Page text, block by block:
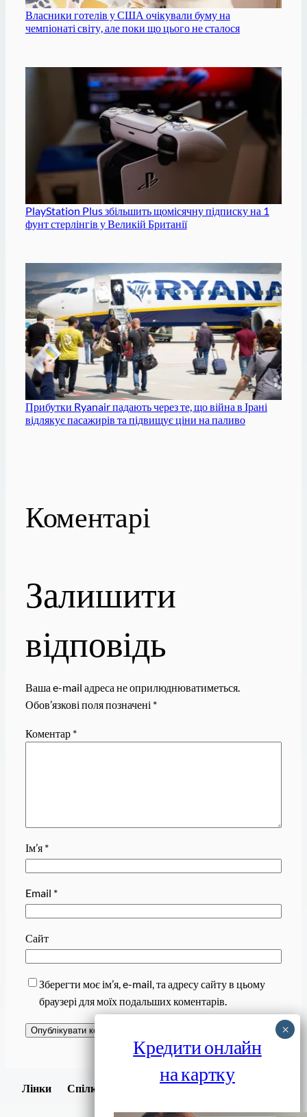
Власники готелів у США очікували буму на
чемпіонаті світу, але поки що цього не сталося
PlayStation Plus збільшить щомісячну підписку на 1
фунт стерлінгів у Великій Британії
Прибутки Ryanair падають через те, що війна в Ірані
відлякує пасажирів та підвищує ціни на паливо
Коментарі
Залишити
відповідь
Ваша e-mail адреса не оприлюднюватиметься.
Обов’язкові поля позначені *
Коментар *
Ім’я *
Email *
Сайт
Зберегти моє ім’я, e-mail, та адресу сайту в цьому
браузері для моїх подальших коментарів.
Лінки Спілки
Завантажити
Кредити онлайн
на картку